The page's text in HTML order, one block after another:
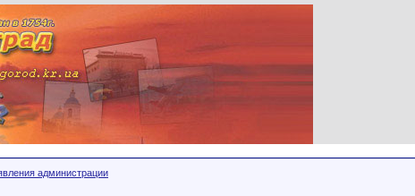
администрации